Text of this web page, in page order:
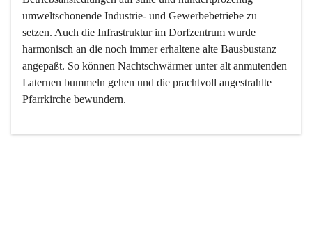
umweltschonende Industrie- und Gewerbebetriebe zu
setzen. Auch die Infrastruktur im Dorfzentrum wurde
harmonisch an die noch immer erhaltene alte Bausbustanz
angepaßt. So können Nachtschwärmer unter alt anmutenden
Laternen bummeln gehen und die prachtvoll angestrahlte
Pfarrkirche bewundern.
Der Weinbau dominert heute nicht mehr, ist aber integrativer